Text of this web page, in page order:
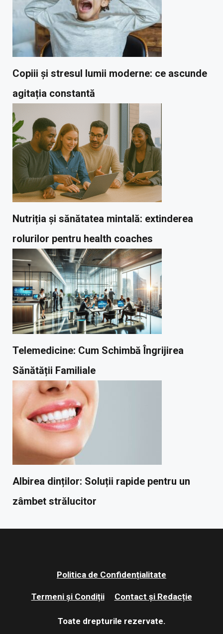
Copiii și stresul lumii moderne: ce ascunde
agitația constantă
Nutriția și sănătatea mintală: extinderea
rolurilor pentru health coaches
Telemedicine: Cum Schimbă Îngrijirea
Sănătății Familiale
Albirea dinților: Soluții rapide pentru un
zâmbet strălucitor
Politica de Confidențialitate
Termeni și Condiții Contact și Redacție
Toate drepturile rezervate.